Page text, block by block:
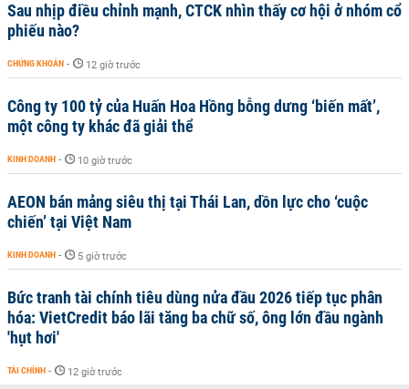
Sau nhịp điều chỉnh mạnh, CTCK nhìn thấy cơ hội ở nhóm cổ
phiếu nào?
CHỨNG KHOÁN - 12 giờ trước
Công ty 100 tỷ của Huấn Hoa Hồng bỗng dưng ‘biến mất’,
một công ty khác đã giải thể
KINH DOANH - 10 giờ trước
AEON bán mảng siêu thị tại Thái Lan, dồn lực cho ‘cuộc
chiến’ tại Việt Nam
KINH DOANH - 5 giờ trước
Bức tranh tài chính tiêu dùng nửa đầu 2026 tiếp tục phân
hóa: VietCredit báo lãi tăng ba chữ số, ông lớn đầu ngành
'hụt hơi'
TÀI CHÍNH - 12 giờ trước